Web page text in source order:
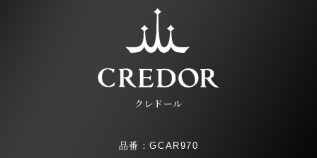
クレドール
品番：GCAR970